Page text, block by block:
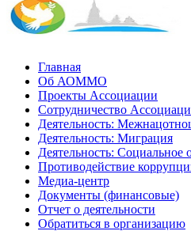
Главная
Об АОММО
Проекты Ассоциации
Сотрудничество
Деятельность:
Деятельность: Миграция
Деятельность: Социальное
Противодействие
Медиа-центр
Документы (финансовые)
Отчет о деятельности
Обратиться в организацию